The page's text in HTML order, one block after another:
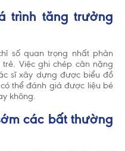
trình tăng trưởng
số quan trọng nhất phản
Việc ghi chép cân nặng
sĩ xây dựng được biểu đồ
thể đánh giá được liệu bé
không.
các bất thường